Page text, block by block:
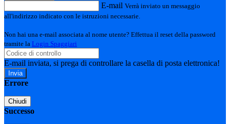
E-mail Verrà inviato un messaggio
all'indirizzo indicato con le istruzioni necessarie.
Non hai una e-mail associata al nome utente? Effettua il reset della password
tramite la Login Spaggiari
E-mail inviata, si prega di controllare la casella di posta elettronica!
Errore
Chiudi
Successo